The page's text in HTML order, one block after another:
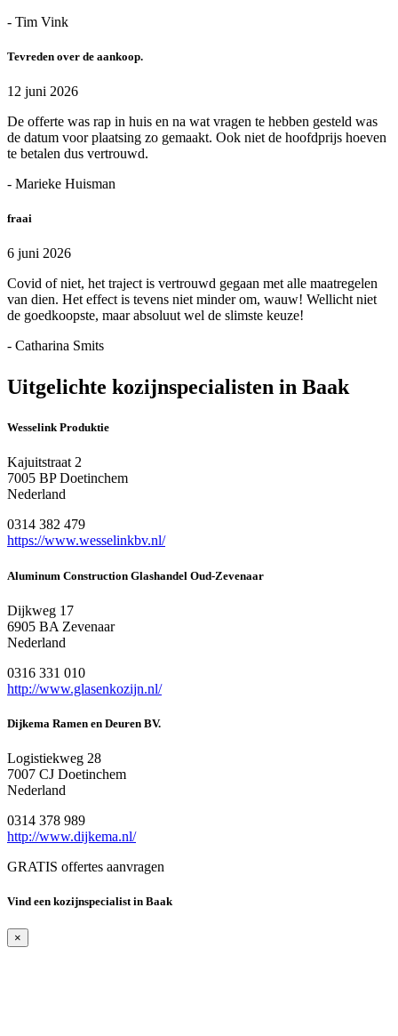
- Tim Vink
Tevreden over de aankoop.
12 juni 2026
De offerte was rap in huis en na wat vragen te hebben gesteld was
de datum voor plaatsing zo gemaakt. Ook niet de hoofdprijs hoeven
te betalen dus vertrouwd.
- Marieke Huisman
fraai
6 juni 2026
Covid of niet, het traject is vertrouwd gegaan met alle maatregelen
van dien. Het effect is tevens niet minder om, wauw! Wellicht niet
de goedkoopste, maar absoluut wel de slimste keuze!
- Catharina Smits
Uitgelichte kozijnspecialisten in Baak
Wesselink Produktie
Kajuitstraat 2
7005 BP Doetinchem
Nederland
0314 382 479
https://www.wesselinkbv.nl/
Aluminum Construction Glashandel Oud-Zevenaar
Dijkweg 17
6905 BA Zevenaar
Nederland
0316 331 010
http://www.glasenkozijn.nl/
Dijkema Ramen en Deuren BV.
Logistiekweg 28
7007 CJ Doetinchem
Nederland
0314 378 989
http://www.dijkema.nl/
GRATIS offertes aanvragen
Vind een kozijnspecialist in Baak
×